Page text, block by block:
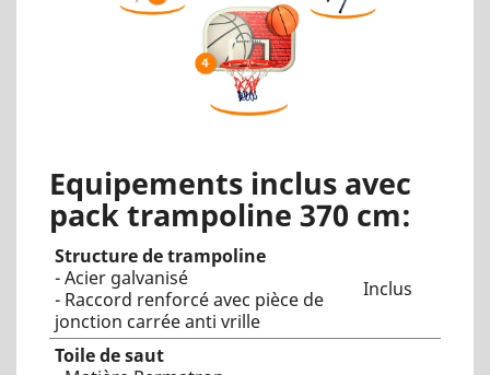
Equipements inclus avec
pack trampoline 370 cm:
Structure de trampoline
- Acier galvanisé
- Raccord renforcé avec pièce de
jonction carrée anti vrille
Inclus
Toile de saut